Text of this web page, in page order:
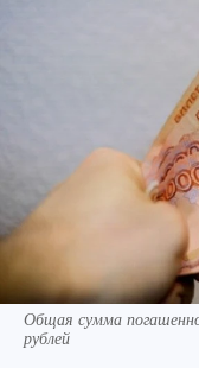
Общая сумма
рублей